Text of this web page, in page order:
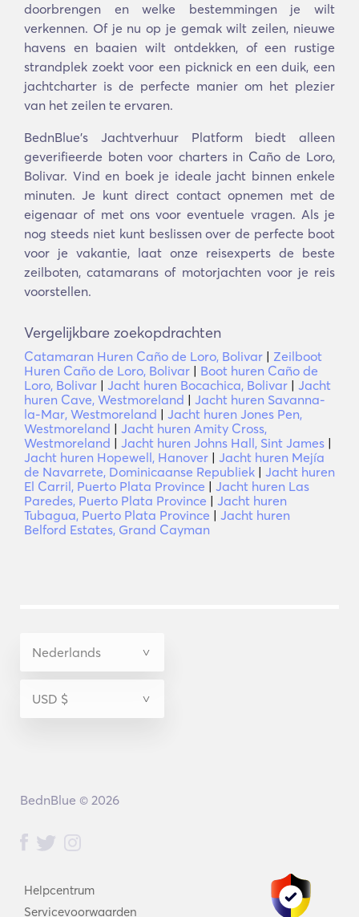
doorbrengen en welke bestemmingen je wilt
verkennen. Of je nu op je gemak wilt zeilen, nieuwe
havens en baaien wilt ontdekken, of een rustige
strandplek zoekt voor een picknick en een duik, een
jachtcharter is de perfecte manier om het plezier
van het zeilen te ervaren.
BednBlue's Jachtverhuur Platform biedt alleen
geverifieerde boten voor charters in Caño de Loro,
Bolivar. Vind en boek je ideale jacht binnen enkele
minuten. Je kunt direct contact opnemen met de
eigenaar of met ons voor eventuele vragen. Als je
nog steeds niet kunt beslissen over de perfecte boot
voor je vakantie, laat onze reisexperts de beste
zeilboten, catamarans of motorjachten voor je reis
voorstellen.
Vergelijkbare zoekopdrachten
Catamaran Huren Caño de Loro, Bolivar | Zeilboot
Huren Caño de Loro, Bolivar | Boot huren Caño de
Loro, Bolivar | Jacht huren Bocachica, Bolivar | Jacht
huren Cave, Westmoreland | Jacht huren Savanna-
la-Mar, Westmoreland | Jacht huren Jones Pen,
Westmoreland | Jacht huren Amity Cross,
Westmoreland | Jacht huren Johns Hall, Sint James |
Jacht huren Hopewell, Hanover | Jacht huren Mejía
de Navarrete, Dominicaanse Republiek | Jacht huren
El Carril, Puerto Plata Province | Jacht huren Las
Paredes, Puerto Plata Province | Jacht huren
Tubagua, Puerto Plata Province | Jacht huren
Belford Estates, Grand Cayman
Helpcentrum
Servicevoorwaarden
BednBlue © 2026